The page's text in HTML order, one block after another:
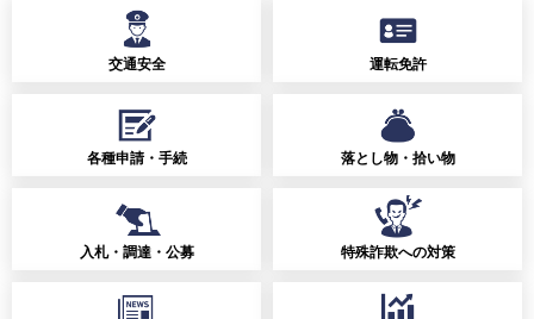
交通安全 運転免許
各種申請・手続 落とし物・拾い物
入札・調達・公募 特殊詐欺への対策